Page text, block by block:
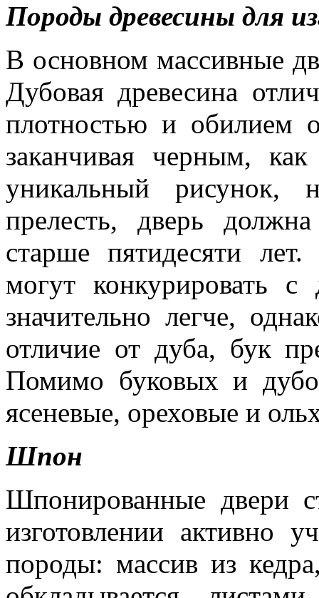
Породы древесины для
В основном массивные
Дубовая древесина
плотностью и обилием
заканчивая черным,
уникальный
прелесть, дверь
старше пятидесяти
могут конкурировать
значительно легче,
отличие от дуба, бук
Помимо буковых и
ясеневые, ореховые и
Шпон
Шпонированные двери
изготовлении активно
породы: массив из